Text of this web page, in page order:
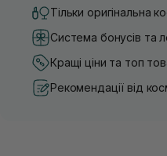
Тільки оригінальна
Система бонусів та
Кращі ціни та топ
Рекомендації від